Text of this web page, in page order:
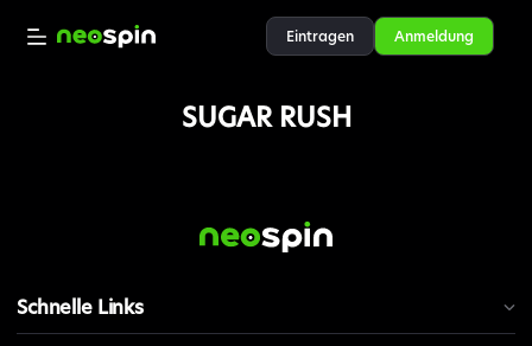
Eintragen Anmeldung
SUGAR RUSH
Schnelle Links